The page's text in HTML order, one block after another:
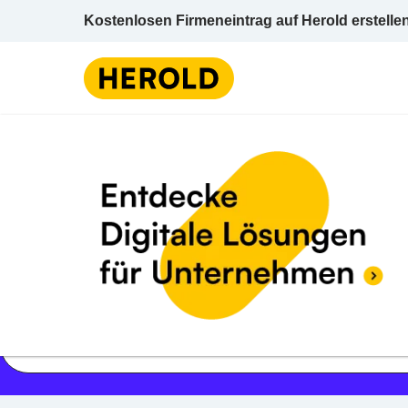
Kostenlosen Firmeneintrag auf Herold